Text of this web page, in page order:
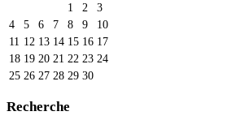
1
2
3
4
5 6 7 8 9
10
11 12 13 14 15 16 17
18 19 20 21 22 23 24
25 26 27 28 29 30
Recherche